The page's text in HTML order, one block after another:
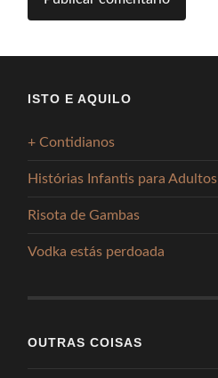
ISTO E AQUILO
+ Contidianos
Histórias Infantis para Adultos
Risota de Gambas
Vodka estás perdoada
OUTRAS COISAS